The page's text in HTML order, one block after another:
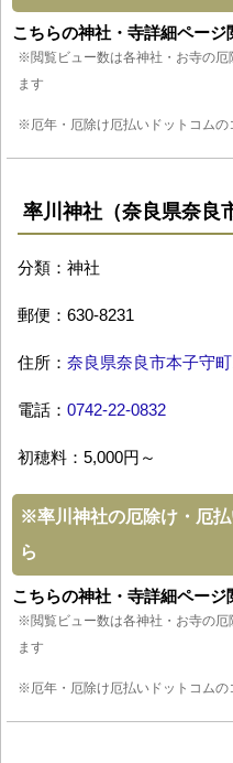
こちらの神社・寺詳細ペー
※閲覧ビュー数は各神社・お寺の
ます
※厄年・厄除け厄払いドットコムの
率川神社（奈良県奈良
分類：神社
郵便：630-8231
住所： 奈良県奈良市本子守
電話： 0742-22-0832
初穂料：5,000円～
※率川神社の厄除け・厄
ら
こちらの神社・寺詳細ペー
※閲覧ビュー数は各神社・お寺の
ます
※厄年・厄除け厄払いドットコムの